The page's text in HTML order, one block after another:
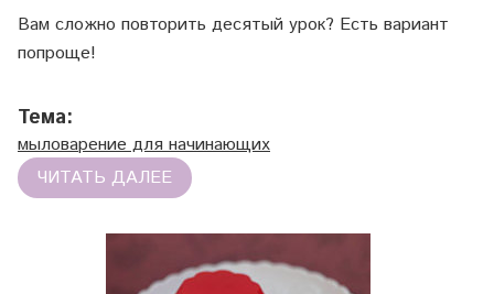
Вам сложно повторить десятый урок? Есть вариант
попроще!
Тема:
мыловарение для начинающих
ЧИТАТЬ ДАЛЕЕ